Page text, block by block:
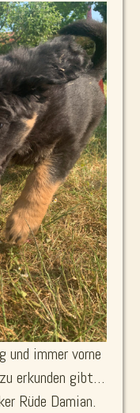
und immer vorne
erkunden gibt…
Rüde Damian.